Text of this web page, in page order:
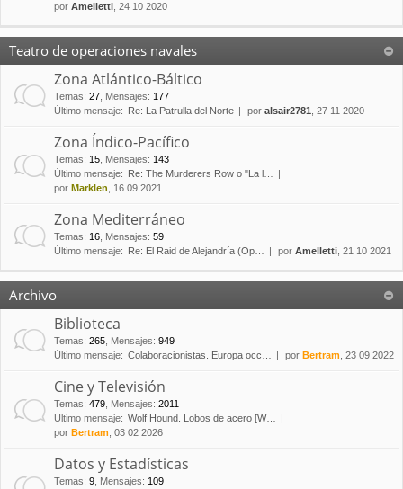
por Amelletti , 24 10 2020
Teatro de operaciones navales
Zona Atlántico-Báltico
Temas: 27 Mensajes: 177
Último mensaje:
Re: La Patrulla del Norte por alsair2781 , 27 11 2020
Zona Índico-Pacífico
Temas: 15 Mensajes: 143
Último mensaje:
Re: The Murderers Row o "La l…
por Marklen , 16 09 2021
Zona Mediterráneo
Temas: 16 Mensajes: 59
Último mensaje:
Re: El Raid de Alejandría (Op… por Amelletti , 21 10 2021
Archivo
Biblioteca
Temas: 265 Mensajes: 949
Último mensaje: Colaboracionistas. Europa occ… por Bertram , 23 09 2022
Cine y Televisión
Temas: 479 Mensajes: 2011
Último mensaje: Wolf Hound. Lobos de acero [W…
por Bertram , 03 02 2026
Datos y Estadísticas
Temas: 9 Mensajes: 109